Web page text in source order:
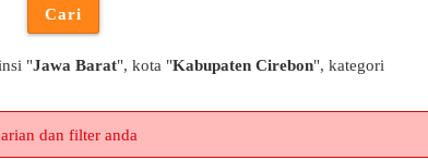
"Jawa Barat", kota "Kabupaten Cirebon", kategori
dan filter anda